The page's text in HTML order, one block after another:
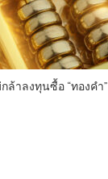
ล้าลงทุนซื้อ “ทองคำ”